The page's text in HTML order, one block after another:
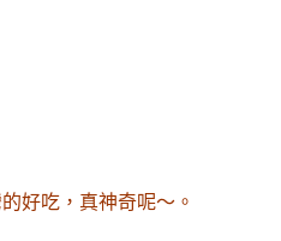
好吃，真神奇呢～。